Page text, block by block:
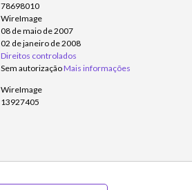
78698010
WireImage
08 de maio de 2007
02 de janeiro de 2008
Direitos controlados
Sem autorizaçãoMais informações
WireImage
13927405